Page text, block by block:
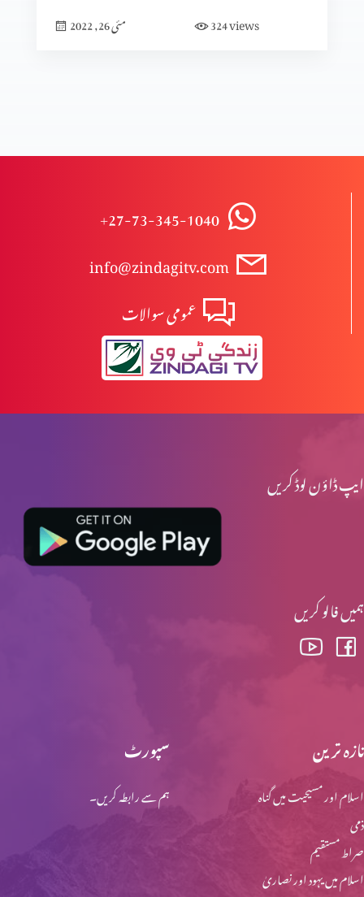
متی کی انجیل کا تنقیدی تجزیہ (پارٹ 7)
متی کی انجیل کا تنقیدی تجزیہ (پارٹ 3)
متی کی انجیل کا تنقیدی تجزیہ (پارٹ 2)
متی کی انجیل کا تنقیدی تجزیہ (حصہ 6)
مئی 26, 2022 324views
+27-73-345-1040
info@zindagitv.com
عمومی سوالات
ایپ ڈاؤن لوڈ کریں
ہمیں فالو کریں
سپورٹ
ہم سے رابطہ کریں۔
تازہ ترین
اسلام اور مسیحیت میں گناہ
ذمی
صراط مستقیم
اسلام میں یہود اور نصاریٰ